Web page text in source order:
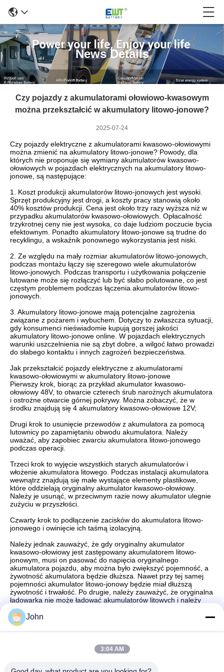
News Details
Czy pojazdy z akumulatorami ołowiowo-kwasowym
można przekształcić w akumulatory litowo-jonowe?
2025-07-24
Czy pojazdy elektryczne z akumulatorami kwasowo-ołowiowymi
można zmienić na akumulatory litowo-jonowe? Powody, dla
których nie proponuje się wymiany akumulatorów kwasowo-
ołowiowych w pojazdach elektrycznych na akumulatory litowo-
jonowe, są następujące:
1. Koszt produkcji akumulatorów litowo-jonowych jest wysoki.
Sprzęt produkcyjny jest drogi, a koszty pracy stanowią około
40% kosztów produkcji. Cena jest około trzy razy wyższa niż w
przypadku akumulatorów kwasowo-ołowiowych. Opłacalność
trzykrotnej ceny nie jest wysoka, co daje ludziom poczucie bycia
efektownym. Ponadto akumulatory litowo-jonowe są trudne do
recyklingu, a wskaźnik ponownego wykorzystania jest niski.
2. Ze względu na mały rozmiar akumulatorów litowo-jonowych,
podczas montażu łączy się szeregowo wiele akumulatorów
litowo-jonowych. Podczas transportu i użytkowania połączenie
lutowane może się rozłączyć lub być słabo polutowane, co jest
częstym problemem podczas łączenia akumulatorów litowo-
jonowych.
3. Akumulatory litowo-jonowe mają potencjalne zagrożenia
związane z pożarem i wybuchem. Dotyczy to zwłaszcza sytuacji,
gdy konsumenci nieświadomie kupują gorszej jakości
akumulatory litowo-jonowe online. W pojazdach elektrycznych
warunki uszczelnienia nie są zbyt dobre, a wilgoć łatwo prowadzi
do słabego kontaktu i innych zagrożeń bezpieczeństwa.
Jak przekształcić pojazdy elektryczne z akumulatorami
kwasowo-ołowiowymi w akumulatory litowo-jonowe
Pierwszy krok, biorąc za przykład akumulator kwasowo-
ołowiowy 48V, to otwarcie czterech śrub narożnych akumulatora
i ostrożne otwarcie górnej pokrywy. Można zobaczyć, że w
środku znajdują się 4 akumulatory kwasowo-ołowiowe 12V;
Drugi krok to usunięcie przewodów z akumulatora za pomocą
lutownicy po zapamiętaniu obwodu akumulatora. Należy
uważać, aby zapobiec zwarciu akumulatora litowo-jonowego
podczas operacji.
Trzeci krok to wyjęcie wszystkich starych akumulatorów i
włożenie akumulatora litowego. Podczas instalacji akumulatora
wewnątrz znajdują się małe wystające elementy plastikowe,
które oddzielają oryginalny akumulator kwasowo-ołowiowy.
Należy je usunąć, w przeciwnym razie nowy akumulator ulegnie
zużyciu w przyszłości.
Czwarty krok to podłączenie zacisków do akumulatora litowo-
jonowego i owinięcie ich taśmą izolacyjną.
Należy jednak zauważyć, że gdy oryginalny akumulator
kwasowo-ołowiowy jest zastępowany akumulatorem litowo-
jonowym, musi on pasować do napięcia oryginalnego
akumulatora pojazdu, aby można było zwiększyć pojemność, a
żywotność akumulatora będzie dłuższa. Nawet przy tej samej
pojemności akumulator litowo-jonowy będzie miał dłuższą
żywotność i trwałość. Po drugie, należy zauważyć, że oryginalna
ładowarka nie może ładować akumulatorów litowych i należy
zakupić oddzielną lub niestandardową ładowarkę.
John
3:04 AM